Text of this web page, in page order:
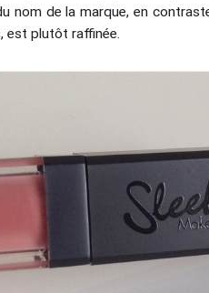
nom de la marque, en
est plutôt raffinée.